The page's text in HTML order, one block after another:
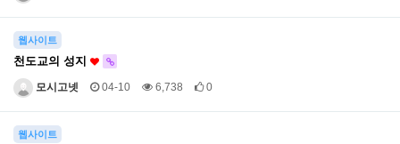
웹사이트
천도교의 성지
모시고넷 04-10 6,738 0
웹사이트